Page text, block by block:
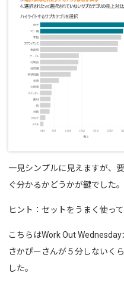
一見シンプルに見えますが、
ぐ分かるかどうかが鍵でした。
ヒント：セットをうまく使っ
こちらはWork Out
さかぴーさんが５分しないく
した。